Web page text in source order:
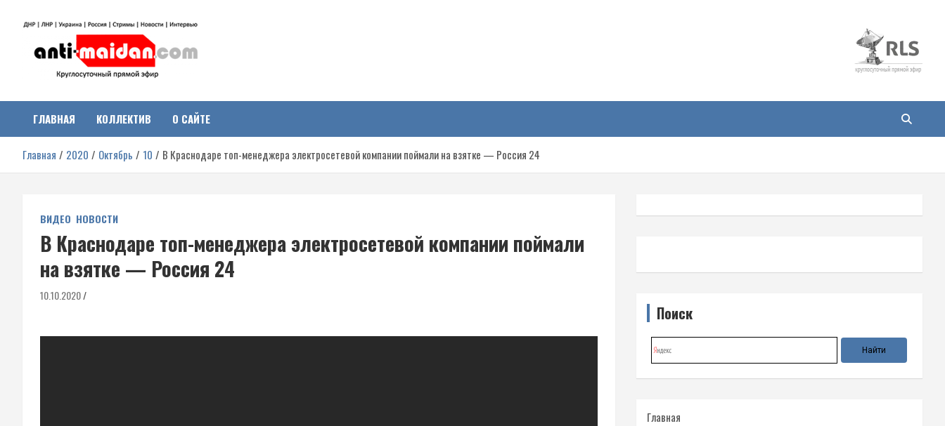
Антимайдан:
Гражданская война на
Украине
о гражданской войне на Украине, включая события в Новороссии,
ДНР, ЛНР и других регионах.
ГЛАВНАЯ КОЛЛЕКТИВ О САЙТЕ
Главная 2020 Октябрь 10 В Краснодаре топ-менеджера электросетевой компании поймали на взятке — Россия 24
ВИДЕО НОВОСТИ
В Краснодаре топ-менеджера электросетевой компании поймали
на взятке — Россия 24
10.10.2020
Поиск
Главная